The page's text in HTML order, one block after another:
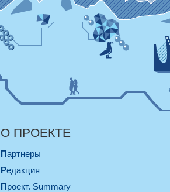
О ПРОЕКТЕ
Партнеры
Редакция
Проект. Summary